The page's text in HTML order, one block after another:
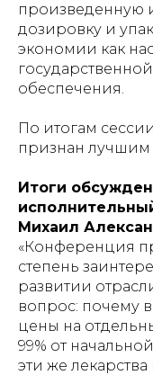
произведенную
дозировку и
экономии как
обеспечения.
По итогам
признан лучшим
Итоги
Михаил
«Конференция
степень
развитии
вопрос: почему в
цены на
99% от
эти же